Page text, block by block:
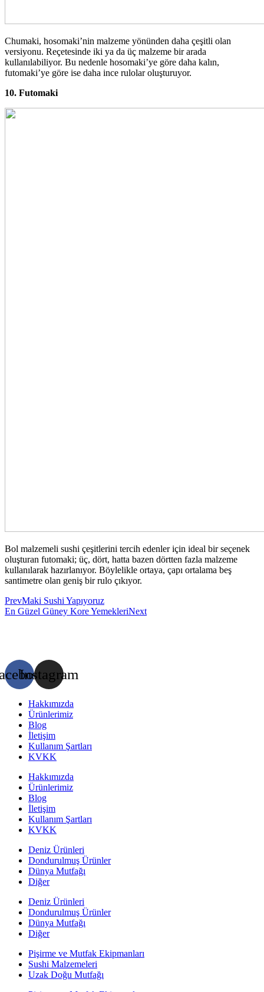
Chumaki, hosomaki’nin malzeme yönünden daha çeşitli olan
versiyonu. Reçetesinde iki ya da üç malzeme bir arada
kullanılabiliyor. Bu nedenle hosomaki’ye göre daha kalın,
futomaki’ye göre ise daha ince rulolar oluşturuyor.
10. Futomaki
Bol malzemeli sushi çeşitlerini tercih edenler için ideal bir seçenek
oluşturan futomaki; üç, dört, hatta bazen dörtten fazla malzeme
kullanılarak hazırlanıyor. Böylelikle ortaya, çapı ortalama beş
santimetre olan geniş bir rulo çıkıyor.
PrevMaki Sushi Yapıyoruz
En Güzel Güney Kore YemekleriNext
Instagram
Hakkımızda
Ürünlerimiz
Blog
İletişim
Kullanım Şartları
KVKK
Hakkımızda
Ürünlerimiz
Blog
İletişim
Kullanım Şartları
KVKK
Deniz Ürünleri
Dondurulmuş Ürünler
Dünya Mutfağı
Diğer
Deniz Ürünleri
Dondurulmuş Ürünler
Dünya Mutfağı
Diğer
Pişirme ve Mutfak Ekipmanları
Sushi Malzemeleri
Uzak Doğu Mutfağı